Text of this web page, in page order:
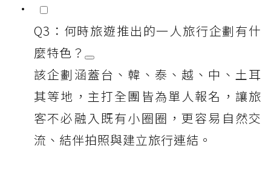
Q3：何時旅遊推出的一人旅行企劃有什
麼特色？
該企劃涵蓋台、韓、泰、越、中、土耳
其等地，主打全團皆為單人報名，讓旅
客不必融入既有小圈圈，更容易自然交
流、結伴拍照與建立旅行連結。